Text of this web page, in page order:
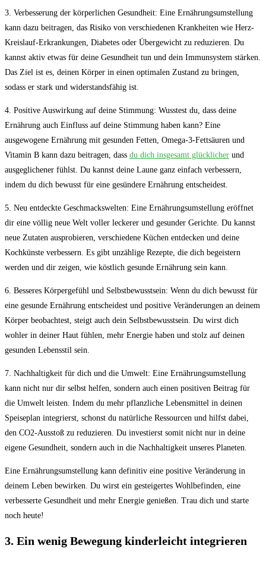
3. Verbesserung der körperlichen Gesundheit: Eine ⁣Ernährungsumstellung
kann dazu beitragen,‌ das​ Risiko von verschiedenen Krankheiten wie⁤ Herz-
Kreislauf-Erkrankungen,⁤ Diabetes oder Übergewicht‌ zu⁢ reduzieren. Du
kannst ⁢aktiv etwas für deine Gesundheit tun und dein Immunsystem stärken.
Das Ziel ist es, ‌deinen Körper in einen ​optimalen Zustand zu ⁢bringen,
sodass er stark und widerstandsfähig ist.
4. ⁢Positive⁣ Auswirkung‍ auf deine‍ Stimmung: ‌Wusstest ⁢du,​ dass deine
Ernährung⁤ auch Einfluss auf deine‌ Stimmung haben⁢ kann? Eine
ausgewogene⁣ Ernährung mit gesunden Fetten, Omega-3-Fettsäuren ‌und
Vitamin B kann dazu‍ beitragen, dass​ du dich ​insgesamt glücklicher ​und
ausgeglichener fühlst. Du kannst deine Laune ganz einfach verbessern,
indem du dich bewusst ⁣für eine ⁣gesündere Ernährung⁢ entscheidest.
5.‍ Neu entdeckte Geschmackswelten: Eine Ernährungsumstellung eröffnet
dir ⁤eine völlig​ neue ⁢Welt voller‍ leckerer und gesunder Gerichte.⁢ Du ​kannst
neue ​Zutaten ausprobieren, verschiedene Küchen​ entdecken und deine
Kochkünste verbessern. Es‌ gibt‌ unzählige Rezepte, ⁢die dich‍ begeistern
werden‍ und dir​ zeigen, wie ⁣köstlich gesunde Ernährung⁢ sein kann.
6. Besseres Körpergefühl ‍und Selbstbewusstsein: Wenn du⁢ dich​ bewusst​ für
eine‍ gesunde Ernährung⁤ entscheidest ‌und positive Veränderungen an deinem‌
Körper beobachtest,‍ steigt auch dein Selbstbewusstsein. Du wirst dich
wohler​ in ⁢deiner Haut fühlen, mehr Energie⁢ haben und‍ stolz auf deinen
‍gesunden Lebensstil sein.
7. Nachhaltigkeit für dich und die Umwelt: ⁣Eine ‌Ernährungsumstellung
kann nicht nur dir⁤ selbst‌ helfen, sondern auch einen positiven Beitrag für
die⁣ Umwelt ⁣leisten. ⁢Indem du mehr pflanzliche Lebensmittel in deinen
Speiseplan integrierst, schonst du natürliche⁤ Ressourcen und‌ hilfst ⁤dabei,
den CO2-Ausstoß zu reduzieren. Du investierst somit nicht‍ nur in deine‍
eigene Gesundheit, ‍sondern ‌auch in die⁢ Nachhaltigkeit unseres Planeten.
Eine Ernährungsumstellung ⁣kann definitiv eine positive ⁣Veränderung in
deinem Leben bewirken. ⁣Du wirst ein gesteigertes Wohlbefinden, eine ​
verbesserte Gesundheit und mehr Energie genießen. Trau ⁢dich ⁢und‌ starte
noch heute!
3. Ein wenig Bewegung ‌kinderleicht integrieren